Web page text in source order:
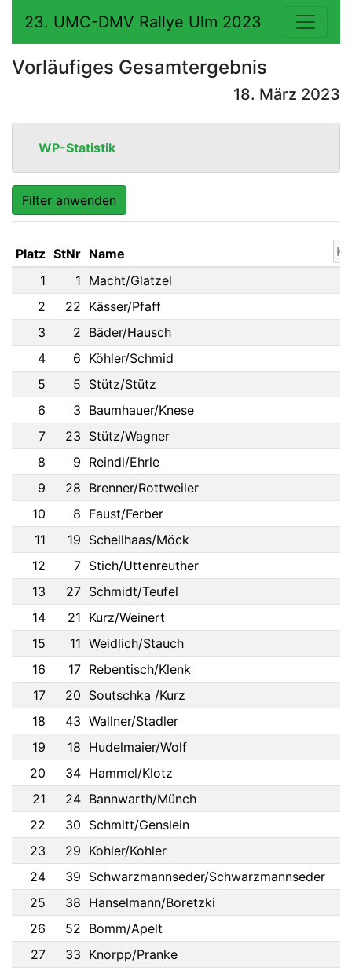
23. UMC-DMV Rallye Ulm 2023
Vorläufiges Gesamtergebnis
18. März 2023
WP-Statistik
Filter anwenden
Platz StNr Name
1
1 Macht/Glatzel
2
22 Kässer/Pfaff
3
2 Bäder/Hausch
4
6 Köhler/Schmid
5
5 Stütz/Stütz
6
3 Baumhauer/Knese
7
23 Stütz/Wagner
8
9 Reindl/Ehrle
9
28 Brenner/Rottweiler
10
8 Faust/Ferber
11
19 Schellhaas/Möck
12
7 Stich/Uttenreuther
13
27 Schmidt/Teufel
14
21 Kurz/Weinert
15
11 Weidlich/Stauch
16
17 Rebentisch/Klenk
17
20 Soutschka /Kurz
18
43 Wallner/Stadler
19
18 Hudelmaier/Wolf
20
34 Hammel/Klotz
21
24 Bannwarth/Münch
22
30 Schmitt/Genslein
23
29 Kohler/Kohler
24
39 Schwarzmannseder/Schwarzmannseder
25
38 Hanselmann/Boretzki
26
52 Bomm/Apelt
27
33 Knorpp/Pranke